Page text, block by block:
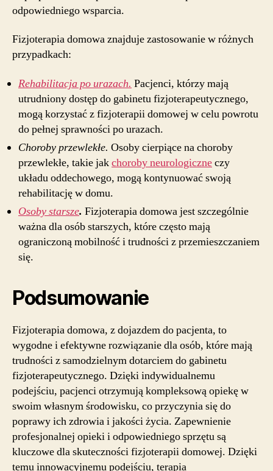
odpowiedniego wsparcia.
Fizjoterapia domowa znajduje zastosowanie w różnych
przypadkach:
Rehabilitacja po urazach. Pacjenci, którzy mają
utrudniony dostęp do gabinetu fizjoterapeutycznego,
mogą korzystać z fizjoterapii domowej w celu powrotu
do pełnej sprawności po urazach.
Choroby przewlekłe. Osoby cierpiące na choroby
przewlekłe, takie jakchoroby neurologiczneczy
układu oddechowego, mogą kontynuować swoją
rehabilitację w domu.
Osoby starsze. Fizjoterapia domowa jest szczególnie
ważna dla osób starszych, które często mają
ograniczoną mobilność i trudności z przemieszczaniem
się.
Podsumowanie
Fizjoterapia domowa, z dojazdem do pacjenta, to
wygodne i efektywne rozwiązanie dla osób, które mają
trudności z samodzielnym dotarciem do gabinetu
fizjoterapeutycznego. Dzięki indywidualnemu
podejściu, pacjenci otrzymują kompleksową opiekę w
swoim własnym środowisku, co przyczynia się do
poprawy ich zdrowia i jakości życia. Zapewnienie
profesjonalnej opieki i odpowiedniego sprzętu są
kluczowe dla skuteczności fizjoterapii domowej. Dzięki
temu innowacyjnemu podejściu, terapia